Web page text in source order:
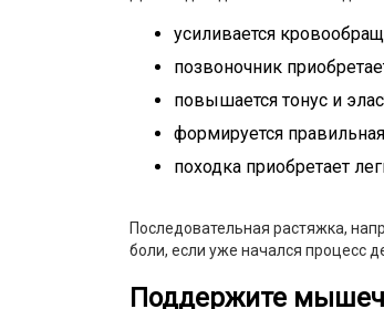
усиливается
позвоночник
повышается тонус и
формируется
походка приобретает
Последовательная растяжка,
боли, если уже начался процесс
Поддержите